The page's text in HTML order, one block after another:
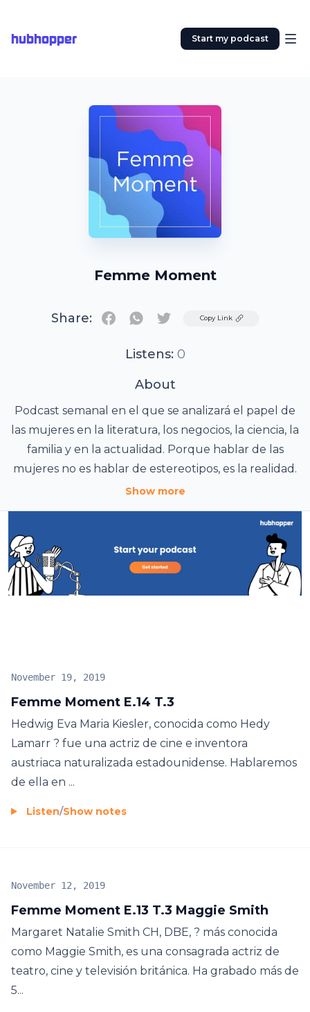
hubhopper Start my podcast
Femme Moment
Share: TwitterCopy Link
Listens: 0
About
Podcast semanal en el que se analizará el papel de
las mujeres en la literatura, los negocios, la ciencia, la
familia y en la actualidad. Porque hablar de las
mujeres no es hablar de estereotipos, es la realidad.
Show more
Femme Moment E.14 T.3
November 19, 2019
Hedwig Eva Maria Kiesler, conocida como Hedy
Lamarr ? fue una actriz de cine e inventora
austriaca naturalizada estadounidense. Hablaremos
de ella en ...
Listen/Show notes
Femme Moment E.13 T.3 Maggie Smith
November 12, 2019
Margaret Natalie Smith CH, DBE, ? más conocida
como Maggie Smith, es una consagrada actriz de
teatro, cine y televisión británica. Ha grabado más de
5...